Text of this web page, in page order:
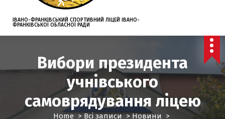
t
ІВАНО-ФРАНКІВСЬКИЙ СПОРТИВНИЙ ЛІЦЕЙ ІВАНО-
ФРАНКІВСЬКОЇ ОБЛАСНОЇ РАДИ
Вибори президента
учнівського
самоврядування ліцею
Home > Всі записи>Новини >